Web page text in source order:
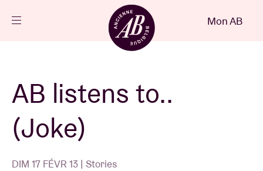
FR
Projets
Actualités
Mon AB
AB listens to..
(Joke)
DIM 17 FÉVR 13 | Stories